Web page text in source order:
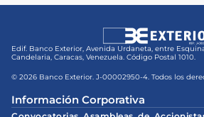
Edif. Banco Exterior, Avenida Urdaneta, entre
Candelaria, Caracas, Venezuela. Código Postal 1010.
© 2026 Banco Exterior. J-00002950-4. Todos los
Información Corporativa